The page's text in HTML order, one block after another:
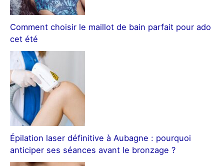
Comment choisir le maillot de bain parfait pour ado
cet été
Épilation laser définitive à Aubagne : pourquoi
anticiper ses séances avant le bronzage ?